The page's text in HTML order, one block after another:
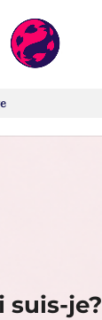
suis-je?